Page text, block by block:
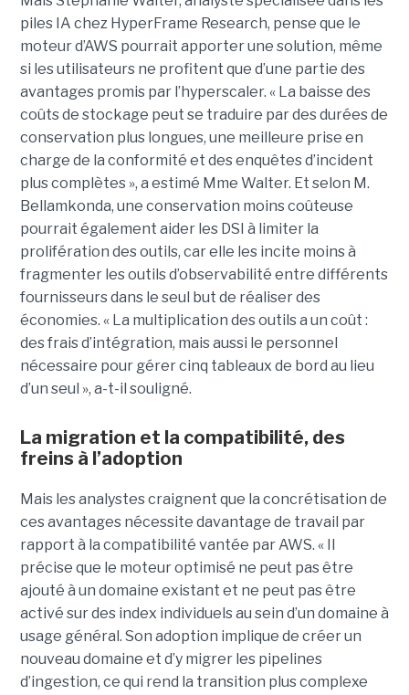
piles IA chez HyperFrame Research, pense que le
moteur d’AWS pourrait apporter une solution, même
si les utilisateurs ne profitent que d’une partie des
avantages promis par l’hyperscaler. « La baisse des
coûts de stockage peut se traduire par des durées de
conservation plus longues, une meilleure prise en
charge de la conformité et des enquêtes d’incident
plus complètes », a estimé Mme Walter. Et selon M.
Bellamkonda, une conservation moins coûteuse
pourrait également aider les DSI à limiter la
prolifération des outils, car elle les incite moins à
fragmenter les outils d’observabilité entre différents
fournisseurs dans le seul but de réaliser des
économies. « La multiplication des outils a un coût :
des frais d’intégration, mais aussi le personnel
nécessaire pour gérer cinq tableaux de bord au lieu
d’un seul », a-t-il souligné.
La migration et la compatibilité, des
freins à l’adoption
Mais les analystes craignent que la concrétisation de
ces avantages nécessite davantage de travail par
rapport à la compatibilité vantée par AWS. « Il
précise que le moteur optimisé ne peut pas être
ajouté à un domaine existant et ne peut pas être
activé sur des index individuels au sein d’un domaine à
usage général. Son adoption implique de créer un
nouveau domaine et d’y migrer les pipelines
d’ingestion, ce qui rend la transition plus complexe